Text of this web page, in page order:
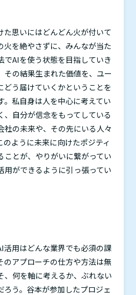
た思いにはどんどん火が付いて
火を絶やさずに、みんなが当た
でAIを使う状態を目指していき
その結果生まれた価値を、ユー
どう届けていくかということを
。私自身は人を中心に考えてい
、自分が信念をもってしている
社の未来や、その先にいる人々
のように未来に向けたポジティ
ことが、やりがいに繋がってい
用ができるように引っ張ってい
活用はどんな業界でも必須の課
のアプローチの仕方や方法は無
、何を軸に考えるか、ぶれない
ろう。谷本が参加したプロジェ